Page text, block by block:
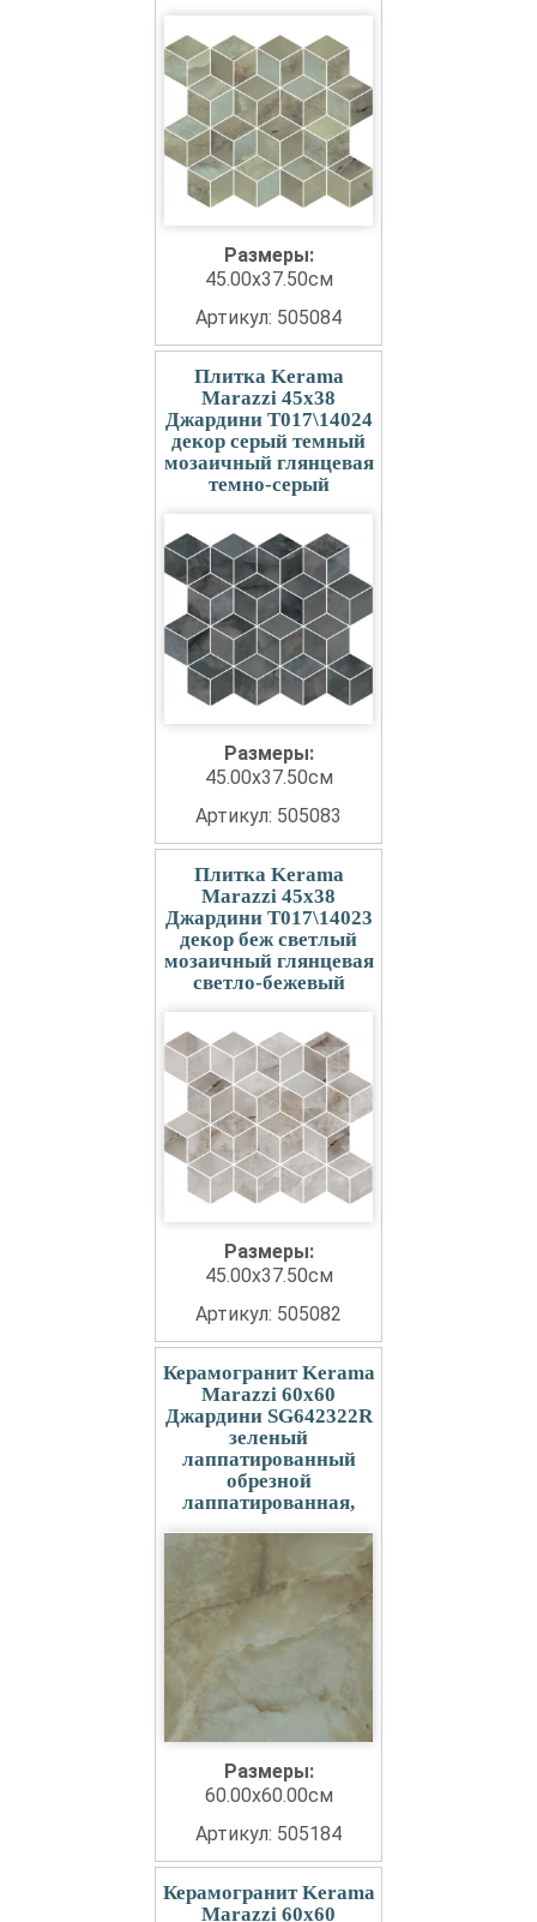
Размеры:
45.00x37.50см
Артикул: 505084
Плитка Kerama
Marazzi 45x38
Джардини T017\14024
декор серый темный
мозаичный глянцевая
темно-серый
Размеры:
45.00x37.50см
Артикул: 505083
Плитка Kerama
Marazzi 45x38
Джардини T017\14023
декор беж светлый
мозаичный глянцевая
светло-бежевый
Размеры:
45.00x37.50см
Артикул: 505082
Керамогранит Kerama
Marazzi 60x60
Джардини SG642322R
зеленый
лаппатированный
обрезной
лаппатированная,
Размеры:
60.00x60.00см
Артикул: 505184
Керамогранит Kerama
Marazzi 60x60